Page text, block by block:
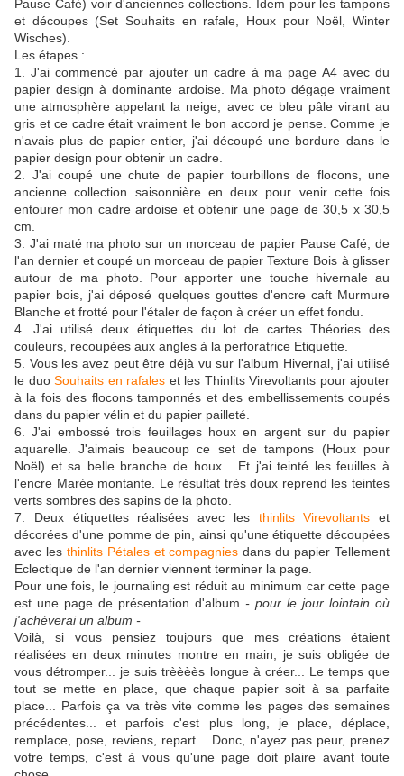
Pause Café) voir d'anciennes collections. Idem pour les tampons
et découpes (Set Souhaits en rafale, Houx pour Noël, Winter
Wisches).
Les étapes :
1. J'ai commencé par ajouter un cadre à ma page A4 avec du
papier design à dominante ardoise. Ma photo dégage vraiment
une atmosphère appelant la neige, avec ce bleu pâle virant au
gris et ce cadre était vraiment le bon accord je pense. Comme je
n'avais plus de papier entier, j'ai découpé une bordure dans le
papier design pour obtenir un cadre.
2. J'ai coupé une chute de papier tourbillons de flocons, une
ancienne collection saisonnière en deux pour venir cette fois
entourer mon cadre ardoise et obtenir une page de 30,5 x 30,5
cm.
3. J'ai maté ma photo sur un morceau de papier Pause Café, de
l'an dernier et coupé un morceau de papier Texture Bois à glisser
autour de ma photo. Pour apporter une touche hivernale au
papier bois, j'ai déposé quelques gouttes d'encre caft Murmure
Blanche et frotté pour l'étaler de façon à créer un effet fondu.
4. J'ai utilisé deux étiquettes du lot de cartes Théories des
couleurs, recoupées aux angles à la perforatrice Etiquette.
5. Vous les avez peut être déjà vu sur l'album Hivernal, j'ai utilisé
le duo Souhaits en rafales et les Thinlits Virevoltants pour ajouter
à la fois des flocons tamponnés et des embellissements coupés
dans du papier vélin et du papier pailleté.
6. J'ai embossé trois feuillages houx en argent sur du papier
aquarelle. J'aimais beaucoup ce set de tampons (Houx pour
Noël) et sa belle branche de houx... Et j'ai teinté les feuilles à
l'encre Marée montante. Le résultat très doux reprend les teintes
verts sombres des sapins de la photo.
7. Deux étiquettes réalisées avec les thinlits Virevoltants et
décorées d'une pomme de pin, ainsi qu'une étiquette découpées
avec les thinlits Pétales et compagnies dans du papier Tellement
Eclectique de l'an dernier viennent terminer la page.
Pour une fois, le journaling est réduit au minimum car cette page
est une page de présentation d'album - pour le jour lointain où
j'achèverai un album -
Voilà, si vous pensiez toujours que mes créations étaient
réalisées en deux minutes montre en main, je suis obligée de
vous détromper... je suis trèèèès longue à créer... Le temps que
tout se mette en place, que chaque papier soit à sa parfaite
place... Parfois ça va très vite comme les pages des semaines
précédentes... et parfois c'est plus long, je place, déplace,
remplace, pose, reviens, repart... Donc, n'ayez pas peur, prenez
votre temps, c'est à vous qu'une page doit plaire avant toute